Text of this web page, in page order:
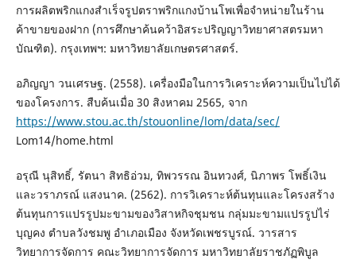
การผลิตพริกแกงสำเร็จรูปตราพริกแกงบ้านโพเพื่อจำหน่ายในร้าน
ค้าขายของฝาก (การศึกษาค้นคว้าอิสระปริญญาวิทยาศาสตรมหา
บัณฑิต). กรุงเทพฯ: มหาวิทยาลัยเกษตรศาสตร์.
อภิญญา วนเศรษฐ. (2558). เครื่องมือในการวิเคราะห์ความเป็นไปได้
ของโครงการ. สืบค้นเมื่อ 30 สิงหาคม 2565, จาก
https://www.stou.ac.th/stouonline/lom/data/sec/
Lom14/home.html
อรุณี นุสิทธิ์, รัตนา สิทธิอ่วม, ทิพวรรณ อินทวงศ์, นิภาพร โพธิ์เงิน
และวราภรณ์ แสงนาค. (2562). การวิเคราะห์ต้นทุนและโครงสร้าง
ต้นทุนการแปรรูปมะขามของวิสาหกิจชุมชน กลุ่มมะขามแปรรูปไร่
บุญคง ตำบลวังชมพู อำเภอเมือง จังหวัดเพชรบูรณ์. วารสาร
วิทยาการจัดการ คณะวิทยาการจัดการ มหาวิทยาลัยราชภัฏพิบูล